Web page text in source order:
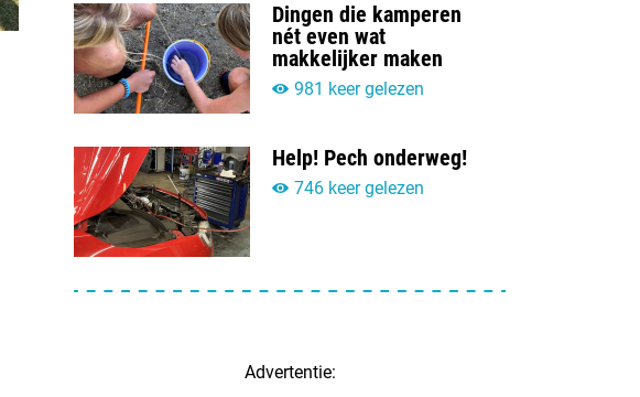
Dingen die kamperen
nét even wat
makkelijker maken
981 keer gelezen
Help! Pech onderweg!
746 keer gelezen
Advertentie: